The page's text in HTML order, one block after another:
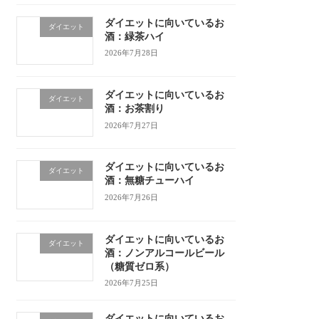
ダイエット
ダイエットに向いているお
酒：緑茶ハイ
2026年7月28日
ダイエット
ダイエットに向いているお
酒：お茶割り
2026年7月27日
ダイエット
ダイエットに向いているお
酒：無糖チューハイ
2026年7月26日
ダイエット
ダイエットに向いているお
酒：ノンアルコールビール
（糖質ゼロ系）
2026年7月25日